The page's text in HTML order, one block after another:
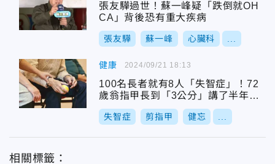
張友驊過世！蘇一峰疑「跌倒就OH
CA」背後恐有重大疾病
張友驊 蘇一峰 心臟科
健康
100名長者就有8人「失智症」！72
歲翁指甲長到「3公分」講了半年還
未剪
失智症 剪指甲 健忘
2024/09/21 18:13
相關標籤：